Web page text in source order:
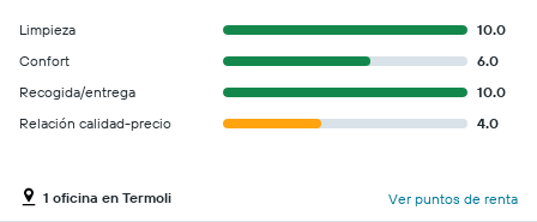
Limpieza
10.0
Confort
6.0
Recogida/entrega
10.0
Relación calidad-precio
4.0
1 oficina en Termoli Ver puntos de renta